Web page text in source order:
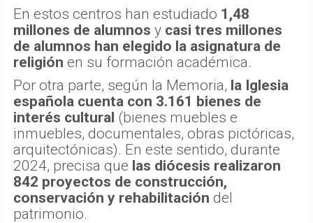
En estos centros han estudiado 1,48
millones de alumnos y casi tres millones
de alumnos han elegido la asignatura de
religión en su formación académica.
Por otra parte, según la Memoria, la Iglesia
española cuenta con 3.161 bienes de
interés cultural (bienes muebles e
inmuebles, documentales, obras pictóricas,
arquitectónicas). En este sentido, durante
2024, precisa que las diócesis realizaron
842 proyectos de construcción,
conservación y rehabilitación del
patrimonio.